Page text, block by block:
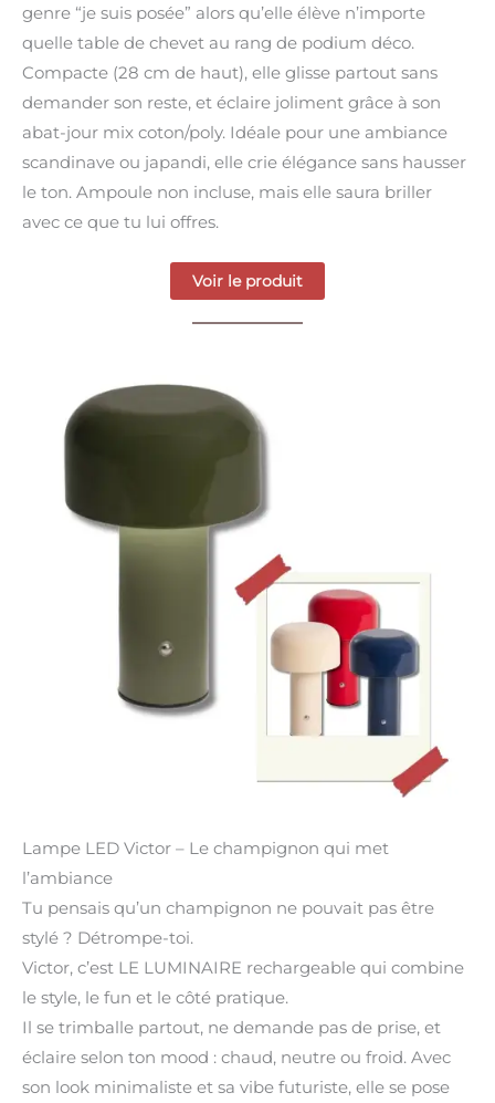
genre “je suis posée” alors qu’elle élève n’importe
quelle table de chevet au rang de podium déco.
Compacte (28 cm de haut), elle glisse partout sans
demander son reste, et éclaire joliment grâce à son
abat-jour mix coton/poly. Idéale pour une ambiance
scandinave ou japandi, elle crie élégance sans hausser
le ton. Ampoule non incluse, mais elle saura briller
avec ce que tu lui offres.
Voir le produit
Lampe LED Victor – Le champignon qui met
l’ambiance
Tu pensais qu’un champignon ne pouvait pas être
stylé ? Détrompe-toi.
Victor, c’est LE LUMINAIRE rechargeable qui combine
le style, le fun et le côté pratique.
Il se trimballe partout, ne demande pas de prise, et
éclaire selon ton mood : chaud, neutre ou froid. Avec
son look minimaliste et sa vibe futuriste, elle se pose